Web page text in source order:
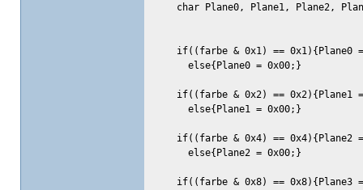
char Plane0, Plane1, Plane2,
if((farbe & 0x1) == 0x1){Plane0 =
else{Plane0 = 0x00;}
if((farbe & 0x2) == 0x2){Plane1 =
else{Plane1 = 0x00;}
if((farbe & 0x4) == 0x4){Plane2 =
else{Plane2 = 0x00;}
if((farbe & 0x8) == 0x8){Plane3 =